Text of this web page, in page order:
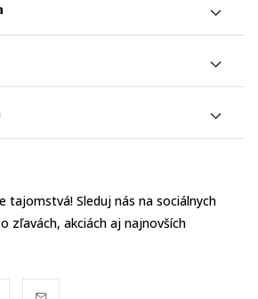
tajomstvá! Sleduj nás na sociálnych
zľavách, akciách aj najnovších